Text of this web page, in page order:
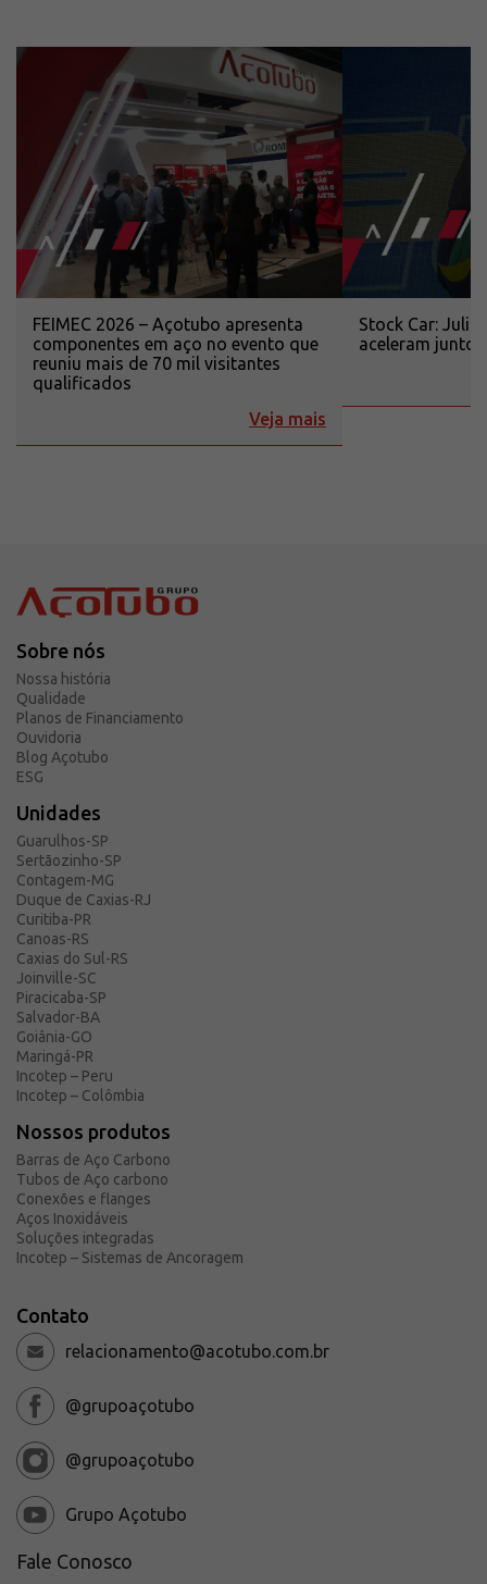
FEIMEC 2026 – Açotubo apresenta
componentes em aço no evento que
reuniu mais de 70 mil visitantes
qualificados
Veja mais
Stock Car:
aceleram
Sobre nós
Nossa história
Qualidade
Planos de Financiamento
Ouvidoria
Blog Açotubo
ESG
Unidades
Guarulhos-SP
Sertãozinho-SP
Contagem-MG
Duque de Caxias-RJ
Curitiba-PR
Canoas-RS
Caxias do Sul-RS
Joinville-SC
Piracicaba-SP
Salvador-BA
Goiânia-GO
Maringá-PR
Incotep – Peru
Incotep – Colômbia
Nossos produtos
Barras de Aço Carbono
Tubos de Aço carbono
Conexões e flanges
Aços Inoxidáveis
Soluções integradas
Incotep – Sistemas de Ancoragem
Contato
relacionamento@acotubo.com.br
@grupoaçotubo
@grupoaçotubo
Grupo Açotubo
Fale Conosco